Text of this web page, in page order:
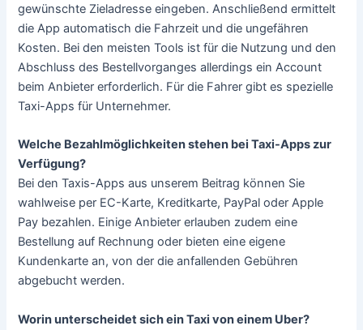
gewünschte Zieladresse eingeben. Anschließend ermittelt
die App automatisch die Fahrzeit und die ungefähren
Kosten. Bei den meisten Tools ist für die Nutzung und den
Abschluss des Bestellvorganges allerdings ein Account
beim Anbieter erforderlich. Für die Fahrer gibt es spezielle
Taxi-Apps für Unternehmer.
Welche Bezahlmöglichkeiten stehen bei Taxi-Apps zur
Verfügung?
Bei den Taxis-Apps aus unserem Beitrag können Sie
wahlweise per EC-Karte, Kreditkarte, PayPal oder Apple
Pay bezahlen. Einige Anbieter erlauben zudem eine
Bestellung auf Rechnung oder bieten eine eigene
Kundenkarte an, von der die anfallenden Gebühren
abgebucht werden.
Worin unterscheidet sich ein Taxi von einem Uber?